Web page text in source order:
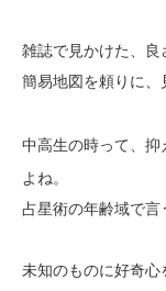
雑誌で見かけた、良
簡易地図を頼りに、
中高生の時って、抑
よね。
占星術の年齢域で言
未知のものに好奇